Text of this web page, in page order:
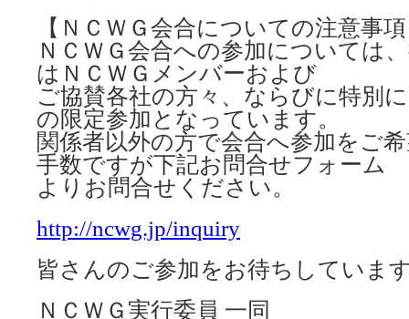
【ＮＣＷＧ会合についての注意事
ＮＣＷＧ会合への参加については
はＮＣＷＧメンバーおよび
ご協賛各社の方々、ならびに特別
の限定参加となっています。
関係者以外の方で会合へ参加をご
手数ですが下記お問合せフォーム
よりお問合せください。
http://ncwg.jp/inquiry
皆さんのご参加をお待ちしていま
ＮＣＷＧ実行委員 一同